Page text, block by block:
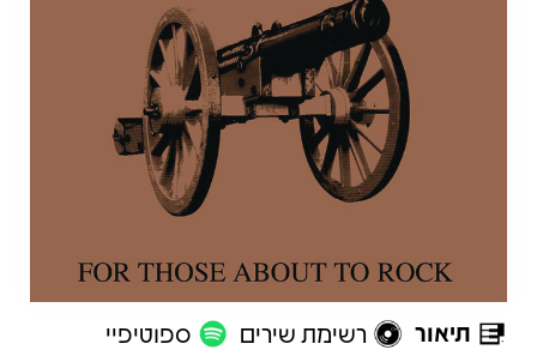
תיאור רשימת שירים ספוטיפיי